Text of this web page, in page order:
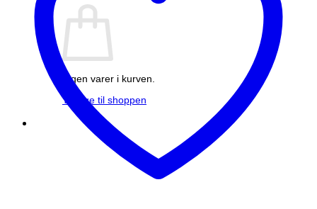
Ingen varer i kurven.
Tilbage til shoppen